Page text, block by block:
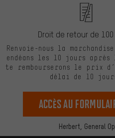
Herbert, General
Droit de retour de
Renvoie-nous la
endéans les 10 jours après
te rembourserons le prix
délai de 10
Accès au